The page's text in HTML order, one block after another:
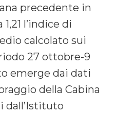
precedente in
l’indice di
calcolato sui
27 ottobre-9
emerge dai dati
della Cabina
dall’Istituto